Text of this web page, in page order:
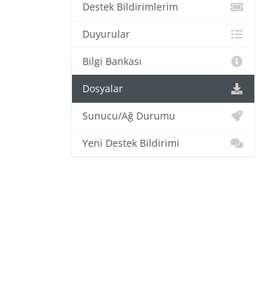
Destek Bildirimlerim
Duyurular
Bilgi Bankası
Dosyalar
Sunucu/Ağ Durumu
Yeni Destek Bildirimi